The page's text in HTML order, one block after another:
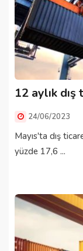
12 aylık
24/06/2023
Mayıs'ta dış
yüzde 17,6 ...